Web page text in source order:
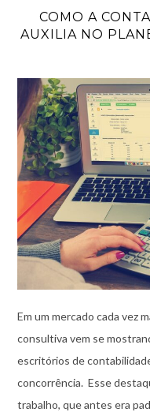
COMO A
AUXILIA NO
Em um mercado cada vez
consultiva vem se
escritórios de
concorrência. Esse
trabalho, que antes era